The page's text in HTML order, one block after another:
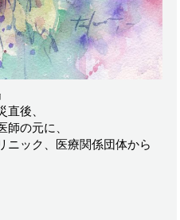
直後、
師の元に、
ニック、医療関係団体から